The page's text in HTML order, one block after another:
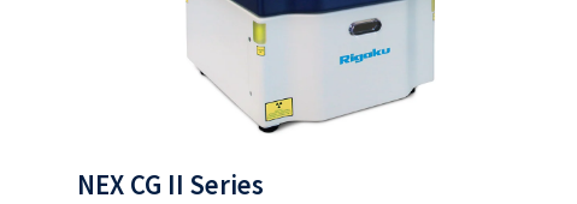
NEX CG II Series